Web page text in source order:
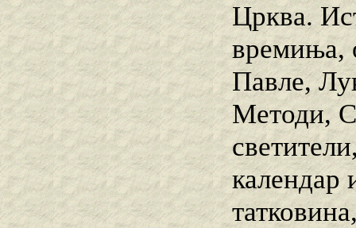
Црква.
времиња,
Павле,
Методи,
календар